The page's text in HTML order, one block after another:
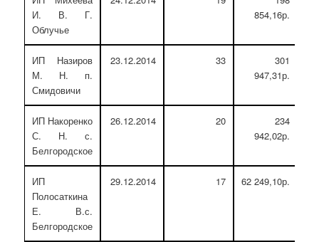
И. В. Г.
Облучье
854,16р.
ИП Назиров
М. Н. п.
Смидовичи
23.12.2014 33
301
947,31р.
ИП Накоренко
С. Н. с.
Белгородское
26.12.2014 20
234
942,02р.
ИП
Полосаткина
Е. В.с.
Белгородское
29.12.2014 17 62 249,10р.